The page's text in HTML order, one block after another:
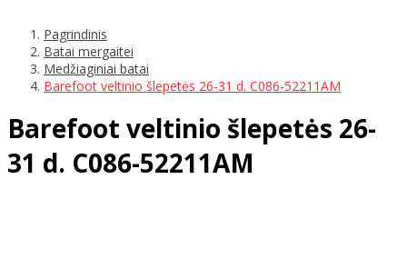
Pagrindinis
Batai mergaitei
Medžiaginiai batai
Barefoot veltinio šlepetės 26-31 d. C086-52211AM
Barefoot veltinio šlepetės 26-
31 d. C086-52211AM